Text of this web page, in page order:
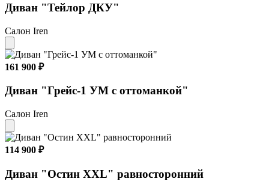
Диван "Тейлор ДКУ"
Салон Iren
161 900 ₽
Диван "Грейс-1 УМ с оттоманкой"
Салон Iren
114 900 ₽
Диван "Остин XXL" равносторонний